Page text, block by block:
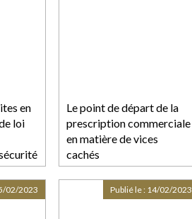
en
loi
dit 47-
Le point de départ de la
prescription commerciale
en matière de vices
cachés
02/2023 Publié le : 14/02/2023